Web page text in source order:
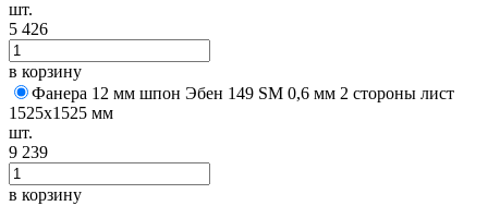
шт.
5 426
в корзину
Фанера 12 мм шпон Эбен 149 SM 0,6 мм 2 стороны лист
1525х1525 мм
шт.
9 239
в корзину